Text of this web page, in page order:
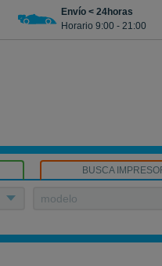
Envío < 24horas
Horario 9:00 - 21:00
BUSCA
modelo